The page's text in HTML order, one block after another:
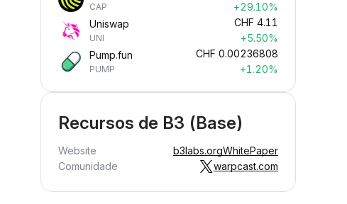
CAP
+29.10%
Uniswap
UNI
CHF 4.11
+5.50%
Pump.fun
PUMP
CHF 0.00236808
+1.20%
Recursos de B3 (Base)
Website b3labs.orgWhitePaper
Comunidade
warpcast.com